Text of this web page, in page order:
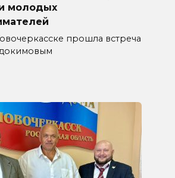
молодых
прошла встреча